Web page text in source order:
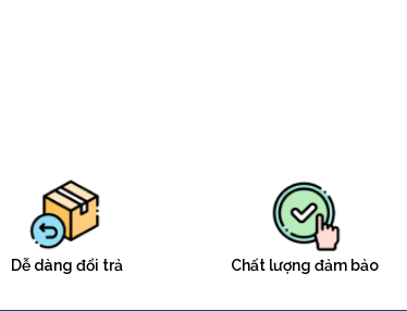
Dễ dàng đổi trả Chất lượng đảm bảo